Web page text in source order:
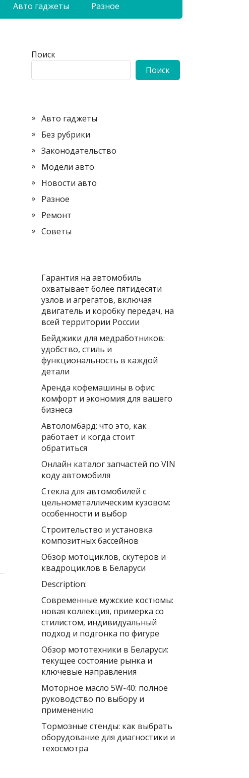
Авто гаджеты Разное
Поиск
Поиск
Авто гаджеты
Без рубрики
Законодательство
Модели авто
Новости авто
Разное
Ремонт
Советы
Гарантия на автомобиль
охватывает более пятидесяти
узлов и агрегатов, включая
двигатель и коробку передач, на
всей территории России
Бейджики для медработников:
удобство, стиль и
функциональность в каждой
детали
Аренда кофемашины в офис:
комфорт и экономия для вашего
бизнеса
Автоломбард: что это, как
работает и когда стоит
обратиться
Онлайн каталог запчастей по VIN
коду автомобиля
Стекла для автомобилей с
цельнометаллическим кузовом:
особенности и выбор
Строительство и установка
композитных бассейнов
Обзор мотоциклов, скутеров и
квадроциклов в Беларуси
Description:
Современные мужские костюмы:
новая коллекция, примерка со
стилистом, индивидуальный
подход и подгонка по фигуре
Обзор мототехники в Беларуси:
текущее состояние рынка и
ключевые направления
Моторное масло 5W-40: полное
руководство по выбору и
применению
Тормозные стенды: как выбрать
оборудование для диагностики и
техосмотра